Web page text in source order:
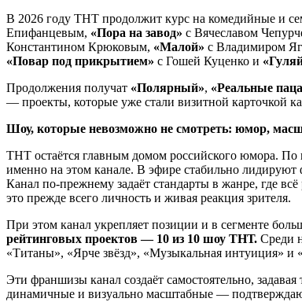
В 2026 году ТНТ продолжит курс на комедийные и
Епифанцевым, «Пора на завод» c Вячеславом
Константином Крюковым, «Малой» с Владимиром
«Повар под прикрытием» с Гошей Куценко и
Продолжения получат «Полярный», «Реальные
— проекты, которые уже стали визитной карточкой
Шоу, которые невозможно не смотреть: юмор,
ТНТ остаётся главным домом российского юмора. По
именно на этом канале. В эфире стабильно
Канал по-прежнему задаёт стандарты в жанре, где
это прежде всего личность и живая реакция зрителя.
При этом канал укрепляет позиции и в сегменте
рейтинговых проектов — 10 из 10 шоу ТНТ. Среди
«Титаны», «Ярче звёзд», «Музыкальная интуиция» и
Эти франшизы канал создаёт самостоятельно,
динамичные и визуально масштабные —